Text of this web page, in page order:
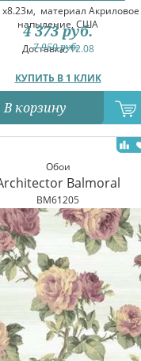
материал Акриловое
напыление, США
Доставка:12.08
КУПИТЬ В 1 КЛИК
7 950руб.
4 373 руб.
В корзину
Обои
Balmoral
BM61205